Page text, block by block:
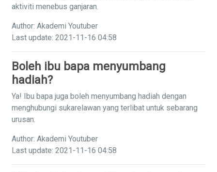
aktiviti menebus ganjaran.
Author: Akademi Youtuber
Last update: 2021-11-16 04:58
Boleh ibu bapa menyumbang
hadiah?
Ya! Ibu bapa juga boleh menyumbang hadiah dengan
menghubungi sukarelawan yang terlibat untuk sebarang
urusan.
Author: Akademi Youtuber
Last update: 2021-11-16 04:58